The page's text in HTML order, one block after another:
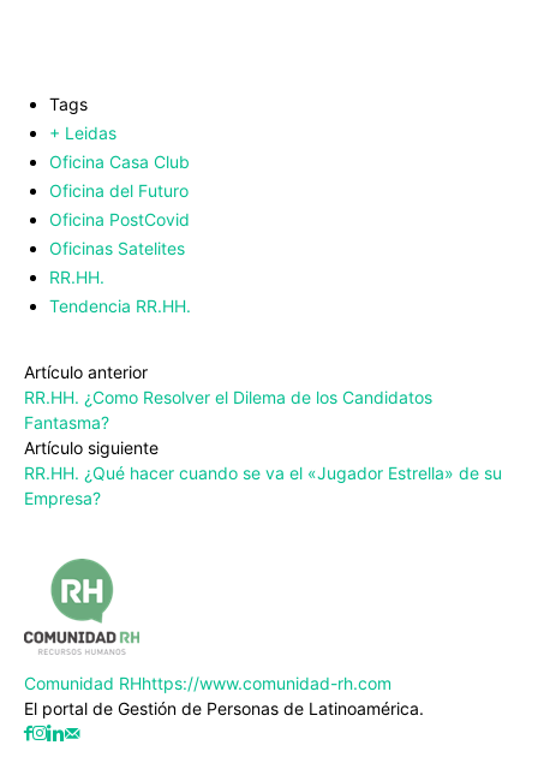
Tags
+ Leidas
Oficina Casa Club
Oficina del Futuro
Oficina PostCovid
Oficinas Satelites
RR.HH.
Tendencia RR.HH.
Artículo anterior
RR.HH. ¿Como Resolver el Dilema de los Candidatos
Fantasma?
Artículo siguiente
RR.HH. ¿Qué hacer cuando se va el «Jugador Estrella» de su
Empresa?
Comunidad RHhttps://www.comunidad-rh.com
El portal de Gestión de Personas de Latinoamérica.